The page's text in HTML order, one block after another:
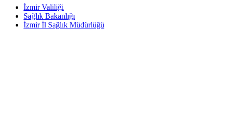
İzmir Valiliği
Sağlık Bakanlığı
İzmir İl Sağlık Müdürlüğü